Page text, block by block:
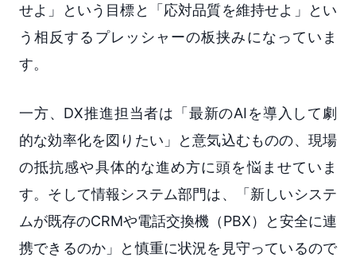
せよ」という目標と「応対品質を維持せよ」とい
う相反するプレッシャーの板挟みになっていま
す。
一方、DX推進担当者は「最新のAIを導入して劇
的な効率化を図りたい」と意気込むものの、現場
の抵抗感や具体的な進め方に頭を悩ませていま
す。そして情報システム部門は、「新しいシステ
ムが既存のCRMや電話交換機（PBX）と安全に連
携できるのか」と慎重に状況を見守っているので